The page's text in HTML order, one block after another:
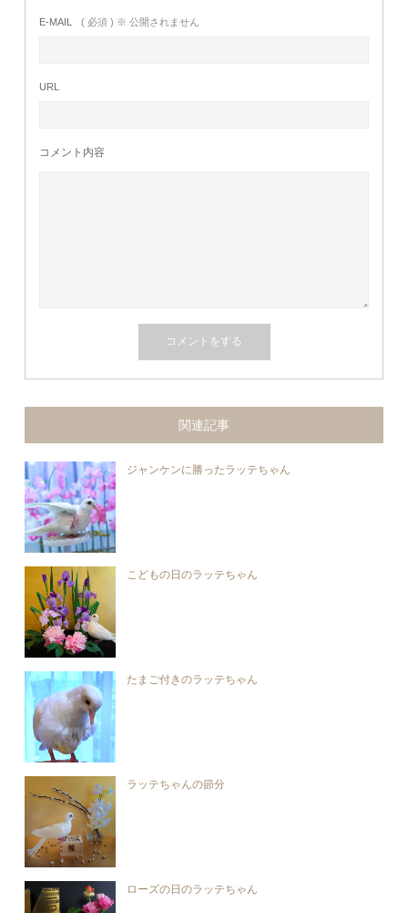
E-MAIL ( 必須 ) ※ 公開されません
URL
コメント内容
関連記事
ジャンケンに勝ったラッテちゃん
こどもの日のラッテちゃん
たまご付きのラッテちゃん
ラッテちゃんの節分
ローズの日のラッテちゃん